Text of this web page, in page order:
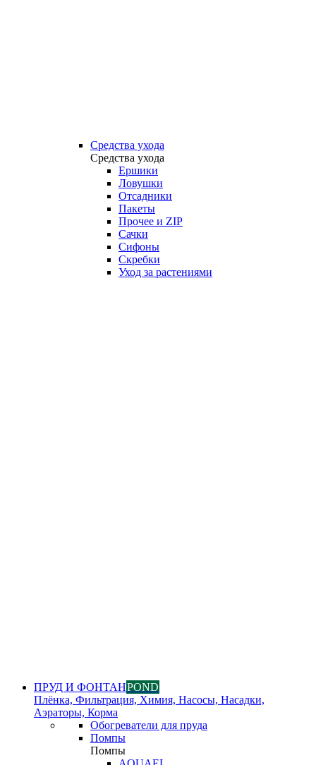
Средства ухода
Средства ухода
Ершики
Ловушки
Отсадники
Пакеты
Прочее и ZIP
Сачки
Сифоны
Скребки
Уход за растениями
ПРУД И ФОНТАНPOND
Плёнка, Фильтрация, Химия, Насосы, Насадки,
Аэраторы, Корма
Обогреватели для пруда
Помпы
Помпы